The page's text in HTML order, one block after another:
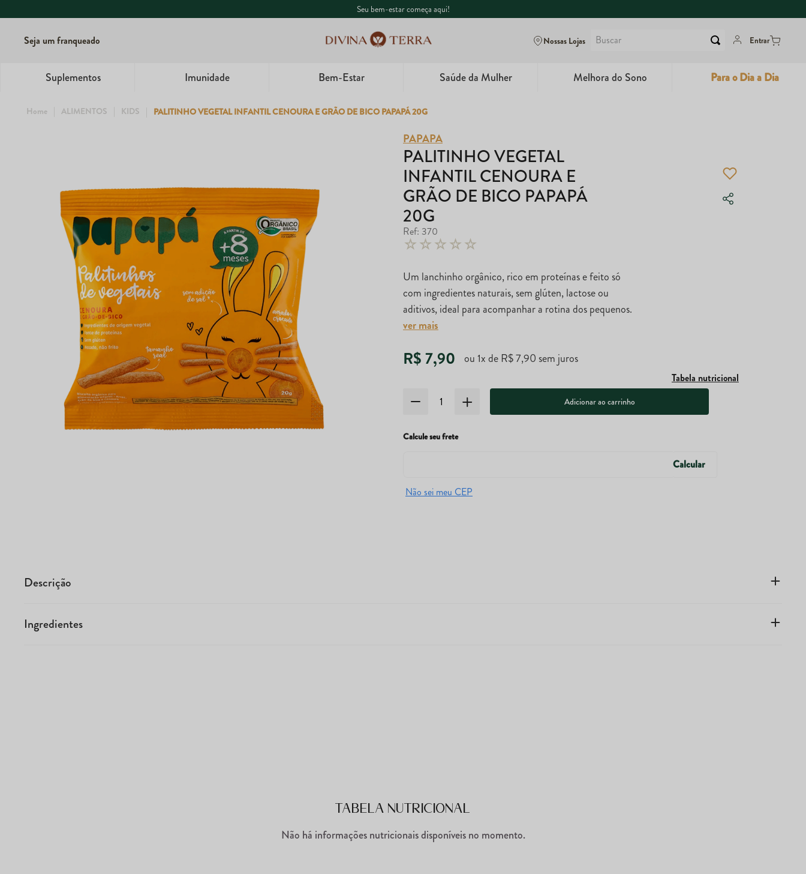
Seu bem-estar começa aqui!
Seja um franqueado Nossas Lojas
Buscar
Entrar
Suplementos Imunidade Bem-Estar Saúde da Mulher Melhora do Sono Para o Dia a Dia
ALIMENTOS KIDS PALITINHO VEGETAL INFANTIL CENOURA E GRÃO DE BICO PAPAPÁ 20G
PAPAPA
PALITINHO VEGETAL
INFANTIL CENOURA E
GRÃO DE BICO PAPAPÁ
20G
Ref: 370
☆☆☆☆☆
Um lanchinho orgânico, rico em proteínas e feito só
com ingredientes naturais, sem glúten, lactose ou
aditivos, ideal para acompanhar a rotina dos pequenos.
ver mais
R$7,90 ou1x deR$7,90 sem juros
Tabela nutricional
Adicionar ao carrinho
Calcule seu frete
Descrição
Ingredientes
Tabela Nutricional
Não há informações nutricionais disponíveis no momento.
2º
3º Ômega
4º Garrafa
5